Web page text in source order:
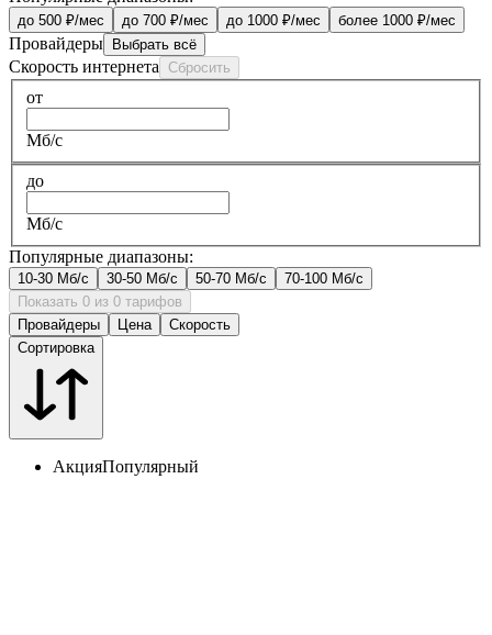
до 500 ₽/мес до 700 ₽/мес до 1000 ₽/мес более 1000 ₽/мес
Провайдеры Выбрать всё
Скорость интернета Сбросить
от
Мб/с
до
Мб/с
Популярные диапазоны:
10-30 Мб/с 30-50 Мб/с 50-70 Мб/с
70-100 Мб/с
Показать 0 из 0 тарифов
Провайдеры
Цена
Скорость
Сортировка
АкцияПопулярный